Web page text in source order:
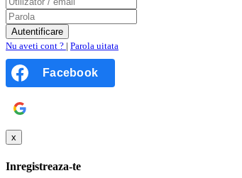
Nu aveti cont ? | Parola uitata
Facebook
x
Inregistreaza-te